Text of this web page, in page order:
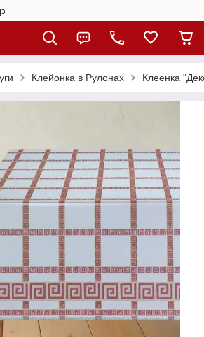
Клейонка в Рулонах Клеенка